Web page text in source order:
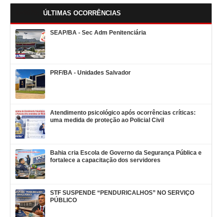
ÚLTIMAS OCORRÊNCIAS
SEAP/BA - Sec Adm Penitenciária
PRF/BA - Unidades Salvador
Atendimento psicológico após ocorrências críticas:
uma medida de proteção ao Policial Civil
Bahia cria Escola de Governo da Segurança Pública e
fortalece a capacitação dos servidores
STF SUSPENDE “PENDURICALHOS” NO SERVIÇO
PÚBLICO